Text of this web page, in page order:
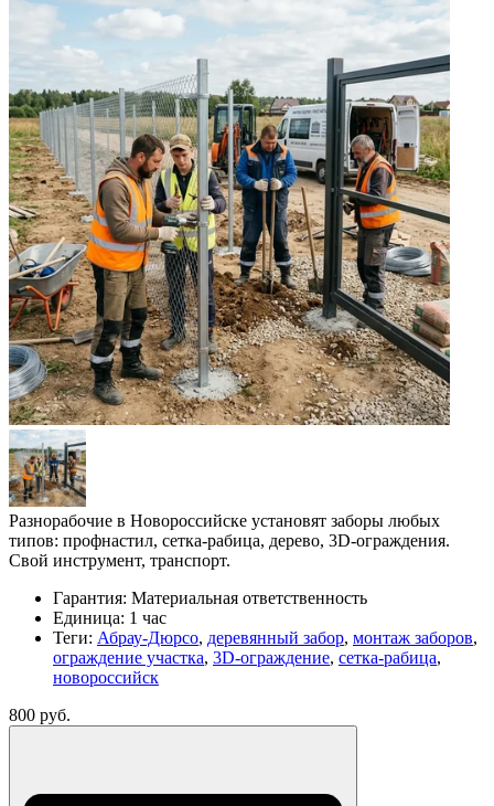
Разнорабочие в Новороссийске установят заборы любых
типов: профнастил, сетка-рабица, дерево, 3D-ограждения.
Свой инструмент, транспорт.
Гарантия: Материальная ответственность
Единица: 1 час
Теги: Абрау-Дюрсо, деревянный забор, монтаж заборов,
ограждение участка, 3D-ограждение, сетка-рабица,
новороссийск
800 руб.